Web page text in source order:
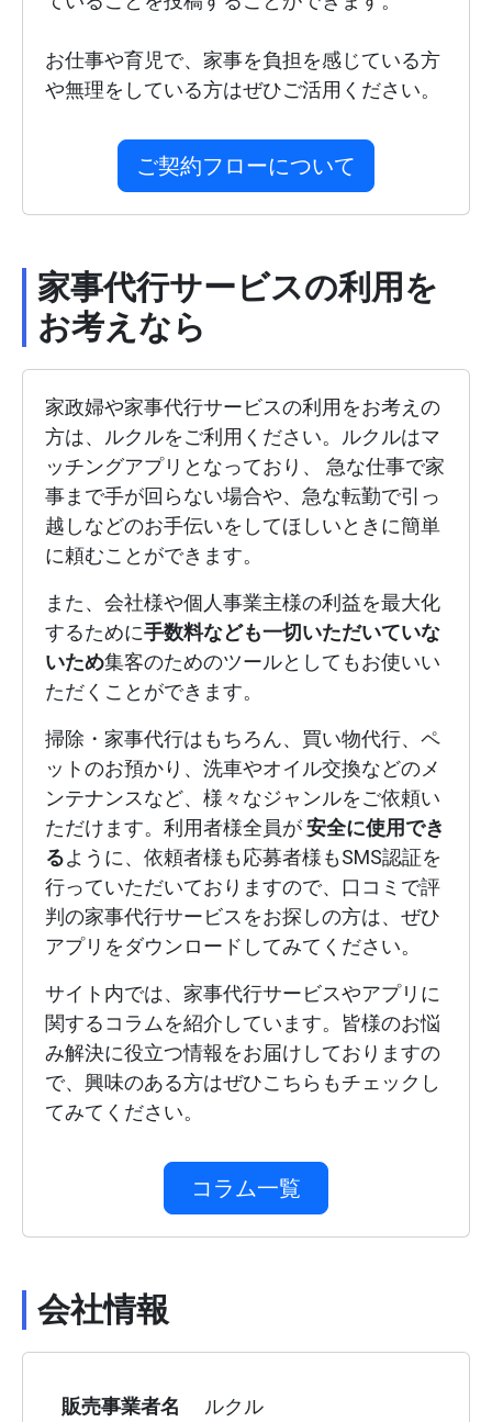
お仕事や育児で、家事を負担を感じている方
や無理をしている方はぜひご活用ください。
ご契約フローについて
家事代行サービスの利用を
お考えなら
家政婦や家事代行サービスの利用をお考えの
方は、ルクルをご利用ください。ルクルはマ
ッチングアプリとなっており、 急な仕事で家
事まで手が回らない場合や、急な転勤で引っ
越しなどのお手伝いをしてほしいときに簡単
に頼むことができます。
また、会社様や個人事業主様の利益を最大化
するために手数料なども一切いただいていな
いため集客のためのツールとしてもお使いい
ただくことができます。
掃除・家事代行はもちろん、買い物代行、ペ
ットのお預かり、洗車やオイル交換などのメ
ンテナンスなど、様々なジャンルをご依頼い
ただけます。利用者様全員が安全に使用でき
るように、依頼者様も応募者様もSMS認証を
行っていただいておりますので、口コミで評
判の家事代行サービスをお探しの方は、ぜひ
アプリをダウンロードしてみてください。
サイト内では、家事代行サービスやアプリに
関するコラムを紹介しています。皆様のお悩
み解決に役立つ情報をお届けしておりますの
で、興味のある方はぜひこちらもチェックし
てみてください。
コラム一覧
会社情報
販売事業者名 ルクル